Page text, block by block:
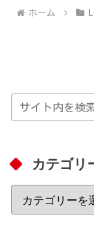
ホーム
カテゴリ